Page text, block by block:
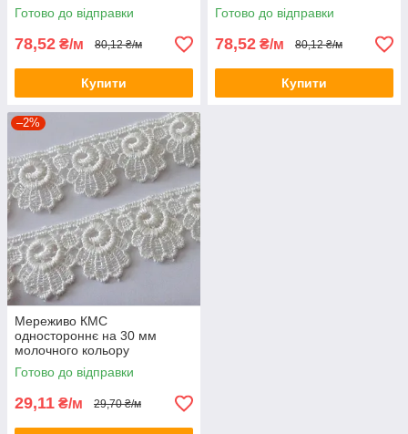
Готово до відправки
78,52 ₴/м 80,12 ₴/м
Купити
Готово до відправки
78,52 ₴/м 80,12 ₴/м
Купити
–2%
Мереживо КМС
одностороннє на 30 мм
молочного кольору
Готово до відправки
29,11 ₴/м 29,70 ₴/м